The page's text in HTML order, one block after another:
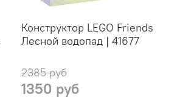
Конструктор LEGO Friends
Лесной водопад | 41677
2385 руб
1350 руб